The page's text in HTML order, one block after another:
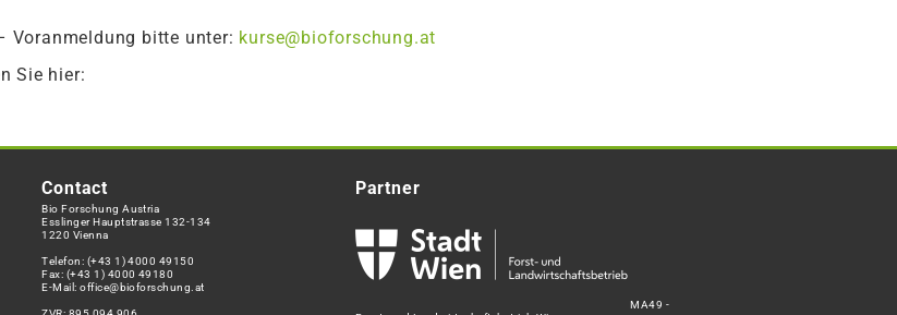
Voranmeldung bitte unter: kurse@bioforschung.at
Sie hier:
Contact
Bio Forschung Austria
Esslinger Hauptstrasse 132-134
1220 Vienna
Telefon: (+43 1) 4000 49150
Fax: (+43 1) 4000 49180
E-Mail:office@bioforschung.at
Partner
MA49 -